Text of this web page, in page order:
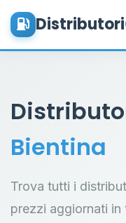
Distributori
Bientina
Trova tutti i
prezzi aggiornati